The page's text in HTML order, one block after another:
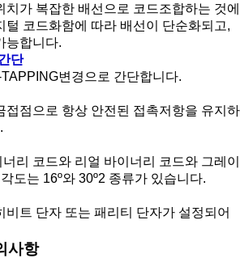
복잡한 배선으로 코드조합하는 것에
털 코드화함에 따라 배선이 단순화되고,
합니다.
단
변경으로 간단합니다.
으로 항상 안전된 접촉저항을 유지하
코드와 리얼 바이너리 코드와 그레이
도는 16º와 30º2 종류가 있습니다.
단자 또는 패리티 단자가 설정되어
사항